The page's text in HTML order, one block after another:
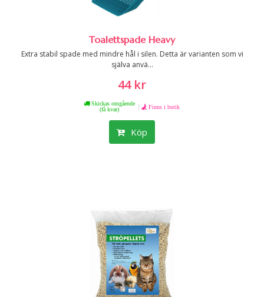
Toalettspade Heavy
Extra stabil spade med mindre hål i silen. Detta är varianten som vi
själva anvä...
44 kr
Skickas omgående
(få kvar)
| Finns i butik
Köp